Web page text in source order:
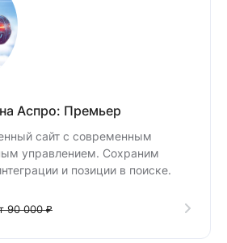
Аспро: Премьер
сайт с современным
управлением. Сохраним
и позиции в поиске.
90 000 ₽